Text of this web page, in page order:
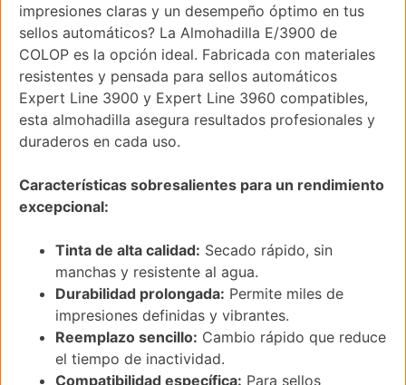
impresiones claras y un desempeño óptimo en tus
sellos automáticos? La Almohadilla E/3900 de
COLOP es la opción ideal. Fabricada con materiales
resistentes y pensada para sellos automáticos
Expert Line 3900 y Expert Line 3960 compatibles,
esta almohadilla asegura resultados profesionales y
duraderos en cada uso.
Características sobresalientes para un rendimiento
excepcional:
Tinta de alta calidad: Secado rápido, sin
manchas y resistente al agua.
Durabilidad prolongada: Permite miles de
impresiones definidas y vibrantes.
Reemplazo sencillo: Cambio rápido que reduce
el tiempo de inactividad.
Compatibilidad específica: Para sellos